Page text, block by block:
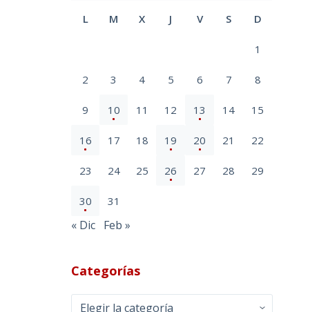
L M X J V S D
1
2 3 4 5 6 7 8
9 10 11 12 13 14 15
16 17 18 19 20 21 22
23 24 25 26 27 28 29
30 31
« Dic Feb »
Categorías
Categorías